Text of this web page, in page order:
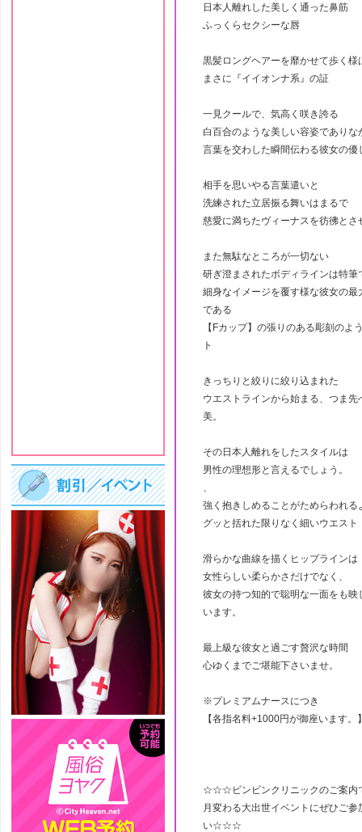
日本人離れした美しく通った鼻筋
ふっくらセクシーな唇
黒髪ロングヘアーを靡かせて歩く様
まさに『イイオンナ系』の証
一見クールで、気高く咲き誇る
白百合のような美しい容姿でありな
言葉を交わした瞬間伝わる彼女の優
相手を思いやる言葉遣いと
洗練された立居振る舞いはまるで
慈愛に満ちたヴィーナスを彷彿とさ
また無駄なところが一切ない
研ぎ澄まされたボディラインは特筆
細身なイメージを覆す様な彼女の最
である
【Fカップ】の張りのある彫刻のよ
ト
きっちりと絞りに絞り込まれた
ウエストラインから始まる、つま先
美。
その日本人離れをしたスタイルは
男性の理想形と言えるでしょう。
強く抱きしめることがためらわれる
グッと括れた限りなく細いウエスト
滑らかな曲線を描くヒップラインは
女性らしい柔らかさだけでなく、
彼女の持つ知的で聡明な一面をも映
います。
最上級な彼女と過ごす贅沢な時間
心ゆくまでご堪能下さいませ。
※プレミアムナースにつき
【各指名料+1000円が御座います。
☆☆☆ビンビンクリニックのご案内
月変わる大出世イベントにぜひご参
い☆☆☆